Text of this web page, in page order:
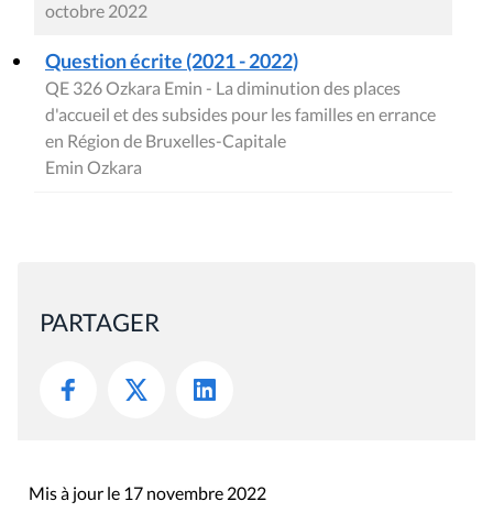
octobre 2022
Question écrite (2021 - 2022)
QE 326 Ozkara Emin - La diminution des places
d'accueil et des subsides pour les familles en errance
en Région de Bruxelles-Capitale
Emin Ozkara
PARTAGER
Mis à jour le 17 novembre 2022